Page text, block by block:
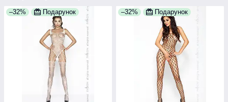
–32% Подарунок –32% Подарунок